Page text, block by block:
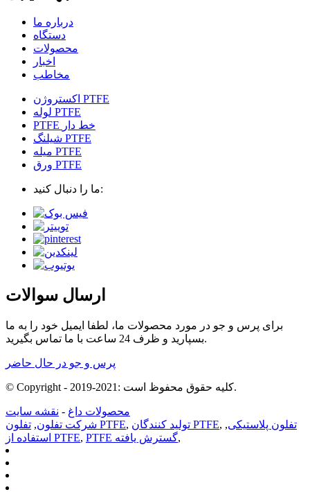
درباره ما
دستگاه
محصولات
اخبار
مخاطب
اکستروژن PTFE
لوله PTFE
PTFE خط دار
شیلنگ PTFE
میله PTFE
ورق PTFE
ما را دنبال کنید:
ارسال سوالات
برای پرس و جو در مورد محصولات ما، لطفا ایمیل خود را به ما
بسپارید و ظرف 24 ساعت با ما تماس بگیرید.
پرس و جو در حال حاضر
© Copyright - 2019-2021: کلیه حقوق محفوظ است.
محصولات داغ - نقشه سایت
شرکت تفلون, تفلون PTFE, تولید کنندگان PTFE, تفلون پلاستیکی,
استفاده از PTFE, PTFE گسترش یافته,